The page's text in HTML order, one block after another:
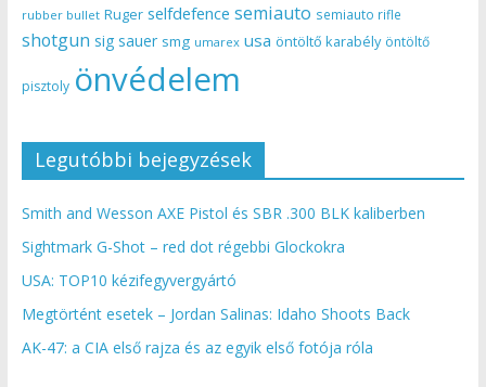
rubber bullet Ruger selfdefence semiauto semiauto rifle
shotgun sig sauer smg umarex usa öntöltő karabély öntöltő
pisztoly önvédelem
Legutóbbi bejegyzések
Smith and Wesson AXE Pistol és SBR .300 BLK kaliberben
Sightmark G-Shot – red dot régebbi Glockokra
USA: TOP10 kézifegyvergyártó
Megtörtént esetek – Jordan Salinas: Idaho Shoots Back
AK-47: a CIA első rajza és az egyik első fotója róla